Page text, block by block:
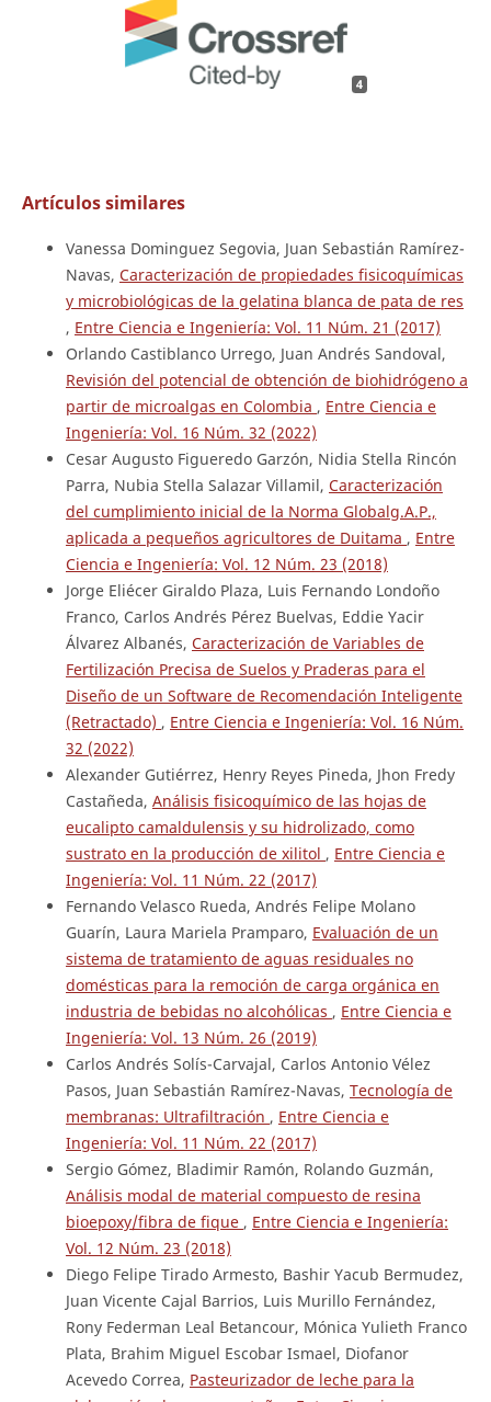
4
Artículos similares
Vanessa Dominguez Segovia, Juan Sebastián Ramírez-
Navas, Caracterización de propiedades fisicoquímicas
y microbiológicas de la gelatina blanca de pata de res
, Entre Ciencia e Ingeniería: Vol. 11 Núm. 21 (2017)
Orlando Castiblanco Urrego, Juan Andrés Sandoval,
Revisión del potencial de obtención de biohidrógeno a
partir de microalgas en Colombia , Entre Ciencia e
Ingeniería: Vol. 16 Núm. 32 (2022)
Cesar Augusto Figueredo Garzón, Nidia Stella Rincón
Parra, Nubia Stella Salazar Villamil, Caracterización
del cumplimiento inicial de la Norma Globalg.A.P.,
aplicada a pequeños agricultores de Duitama , Entre
Ciencia e Ingeniería: Vol. 12 Núm. 23 (2018)
Jorge Eliécer Giraldo Plaza, Luis Fernando Londoño
Franco, Carlos Andrés Pérez Buelvas, Eddie Yacir
Álvarez Albanés, Caracterización de Variables de
Fertilización Precisa de Suelos y Praderas para el
Diseño de un Software de Recomendación Inteligente
(Retractado) , Entre Ciencia e Ingeniería: Vol. 16 Núm.
32 (2022)
Alexander Gutiérrez, Henry Reyes Pineda, Jhon Fredy
Castañeda, Análisis fisicoquímico de las hojas de
eucalipto camaldulensis y su hidrolizado, como
sustrato en la producción de xilitol , Entre Ciencia e
Ingeniería: Vol. 11 Núm. 22 (2017)
Fernando Velasco Rueda, Andrés Felipe Molano
Guarín, Laura Mariela Pramparo, Evaluación de un
sistema de tratamiento de aguas residuales no
domésticas para la remoción de carga orgánica en
industria de bebidas no alcohólicas , Entre Ciencia e
Ingeniería: Vol. 13 Núm. 26 (2019)
Carlos Andrés Solís-Carvajal, Carlos Antonio Vélez
Pasos, Juan Sebastián Ramírez-Navas, Tecnología de
membranas: Ultrafiltración , Entre Ciencia e
Ingeniería: Vol. 11 Núm. 22 (2017)
Sergio Gómez, Bladimir Ramón, Rolando Guzmán,
Análisis modal de material compuesto de resina
bioepoxy/fibra de fique , Entre Ciencia e Ingeniería:
Vol. 12 Núm. 23 (2018)
Diego Felipe Tirado Armesto, Bashir Yacub Bermudez,
Juan Vicente Cajal Barrios, Luis Murillo Fernández,
Rony Federman Leal Betancour, Mónica Yulieth Franco
Plata, Brahim Miguel Escobar Ismael, Diofanor
Acevedo Correa, Pasteurizador de leche para la